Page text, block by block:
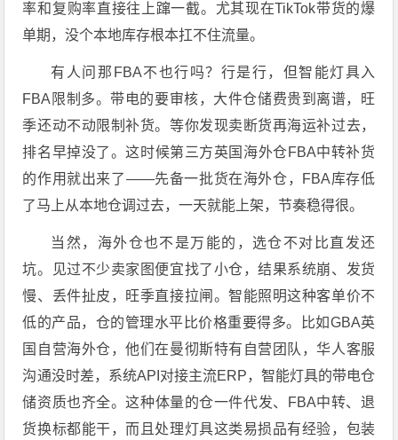
率和复购率直接往上蹿一截。尤其现在TikTok带货的爆
单期，没个本地库存根本扛不住流量。
有人问那FBA不也行吗？行是行，但智能灯具入
FBA限制多。带电的要审核，大件仓储费贵到离谱，旺
季还动不动限制补货。等你发现卖断货再海运补过去，
排名早掉没了。这时候第三方英国海外仓FBA中转补货
的作用就出来了——先备一批货在海外仓，FBA库存低
了马上从本地仓调过去，一天就能上架，节奏稳得很。
当然，海外仓也不是万能的，选仓不对比直发还
坑。见过不少卖家图便宜找了小仓，结果系统崩、发货
慢、丢件扯皮，旺季直接拉闸。智能照明这种客单价不
低的产品，仓的管理水平比价格重要得多。比如GBA英
国自营海外仓，他们在曼彻斯特有自营团队，华人客服
沟通没时差，系统API对接主流ERP，智能灯具的带电仓
储资质也齐全。这种体量的仓一件代发、FBA中转、退
货换标都能干，而且处理灯具这类易损品有经验，包装